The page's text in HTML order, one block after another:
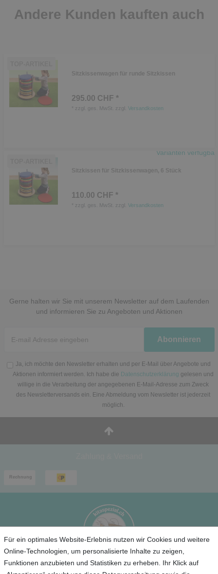
Andere Kunden kauften auch
Sitzkissenwagen für runde Sitzkissen
295.00 CHF *
zzgl. ges. MwSt. zzgl. Versandkosten
Varianten verfügbar
Sitzkissen für Sitzkissenwagen, 6 Stück
110.00 CHF *
zzgl. ges. MwSt. zzgl. Versandkosten
Gerne halten wir Sie mit unserem Newsletter auf dem Laufenden
und informieren Sie zu Angeboten und Aktionen
Honig
Abonnieren
Ja, ich möchte den Newsletter erhalten und per E-Mail über Angebote und
Aktionen informiert werden. Ich habe die Datenschutzerklärung gelesen und
willige in die Verarbeitung der angegebenen E-Mail-Adresse zum Zweck
des Newsletterversands ein. Eine Abmeldung vom Newsletter ist jederzeit
möglich.
Für ein optimales Website-Erlebnis nutzen wir Cookies und weitere
Online-Technologien, um personalisierte Inhalte zu zeigen,
Funktionen anzubieten und Statistiken zu erheben. Ihr Klick auf